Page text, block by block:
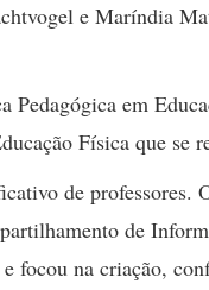
e Maríndia
Pedagógica em
Física que se
de professores.
de
focou na criação,